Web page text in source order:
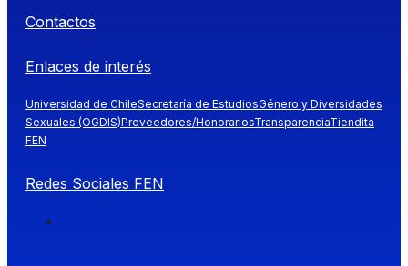
Contactos
Enlaces de interés
Universidad de ChileSecretaría de EstudiosGénero y Diversidades
Sexuales (OGDIS)Proveedores/HonorariosTransparenciaTiendita
FEN
Redes Sociales FEN